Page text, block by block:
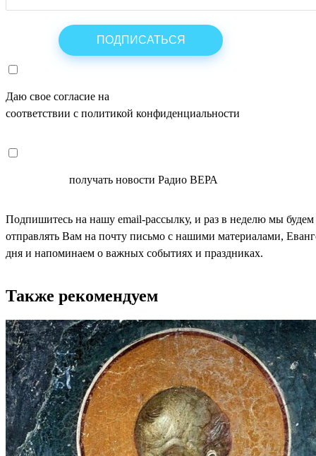
Даю свое согласие на
соответствии с политикой конфиденциальности
получать новости Радио ВЕРА
Подпишитесь на нашу email-рассылку, и раз в неделю мы будем
отправлять Вам на почту письмо с нашими материалами,
дня и напоминаем о важных событиях и праздниках.
Также рекомендуем